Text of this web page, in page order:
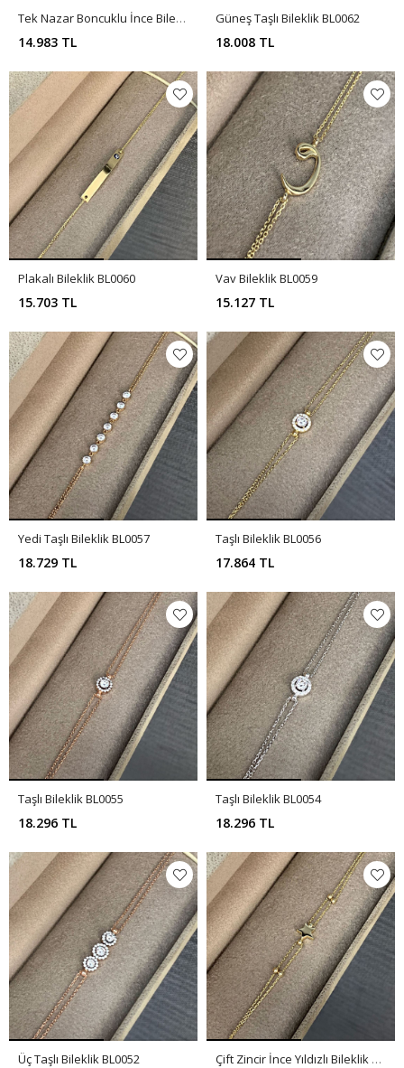
Tek Nazar Boncuklu İnce Bileklik BL0064
14.983 TL
Güneş Taşlı Bileklik BL0062
18.008 TL
Plakalı Bileklik BL0060
15.703 TL
Vav Bileklik BL0059
15.127 TL
Yedi Taşlı Bileklik BL0057
18.729 TL
Taşlı Bileklik BL0056
17.864 TL
Taşlı Bileklik BL0055
18.296 TL
Taşlı Bileklik BL0054
18.296 TL
Üç Taşlı Bileklik BL0052 Çift Zincir İnce Yıldızlı Bileklik BL0051